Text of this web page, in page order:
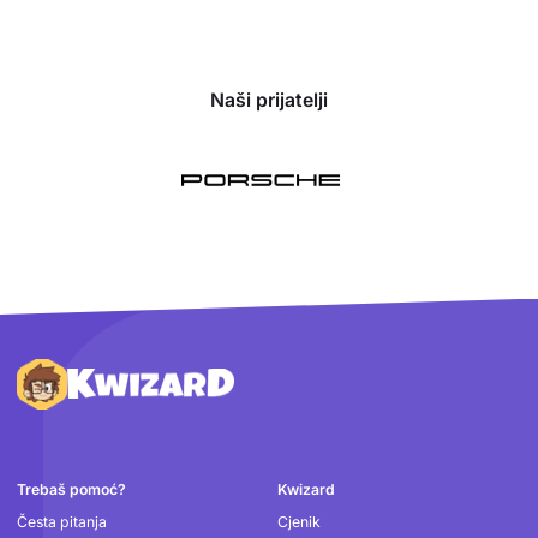
Naši prijatelji
Podnožje
Trebaš pomoć?
Česta pitanja
Kwizard
Cjenik